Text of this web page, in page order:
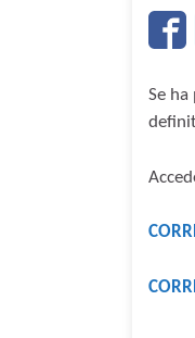
Se ha